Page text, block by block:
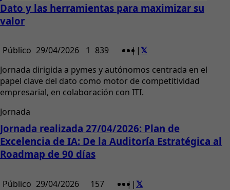
Dato y las herramientas para maximizar su
valor
Público 29/04/2026 1 839 | |
Jornada dirigida a pymes y autónomos centrada en el
papel clave del dato como motor de competitividad
empresarial, en colaboración con ITI.
Jornada
Jornada realizada 27/04/2026: Plan de
Excelencia de IA: De la Auditoría Estratégica al
Roadmap de 90 días
Público 29/04/2026 157 | |